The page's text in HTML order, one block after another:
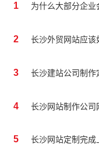
1 为什么大部分企业
2 长沙外贸网站应该
3 长沙建站公司制作
4 长沙网站制作公
5 长沙网站定制完成